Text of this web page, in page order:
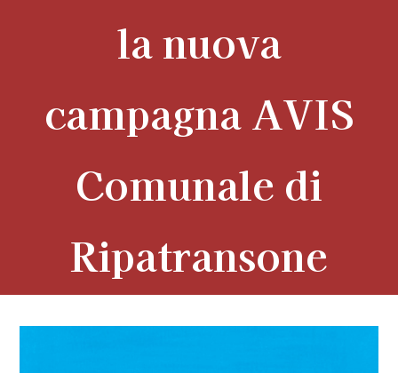
la nuova
campagna AVIS
Comunale di
Ripatransone